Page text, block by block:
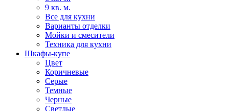
9 кв. м.
Все для кухни
Варианты отделки
Мойки и смесители
Техника для кухни
Шкафы-купе
Цвет
Коричневые
Серые
Темные
Черные
Светлые